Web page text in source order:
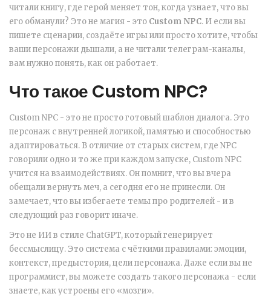
читали книгу, где герой меняет тон, когда узнает, что вы
его обманули? Это не магия - это Custom NPC. И если вы
пишете сценарии, создаёте игры или просто хотите, чтобы
ваши персонажи дышали, а не читали телеграм-каналы,
вам нужно понять, как он работает.
Что такое Custom NPC?
Custom NPC - это не просто готовый шаблон диалога. Это
персонаж с внутренней логикой, памятью и способностью
адаптироваться. В отличие от старых систем, где NPC
говорили одно и то же при каждом запуске, Custom NPC
учится на взаимодействиях. Он помнит, что вы вчера
обещали вернуть меч, а сегодня его не принесли. Он
замечает, что вы избегаете темы про родителей - и в
следующий раз говорит иначе.
Это не ИИ в стиле ChatGPT, который генерирует
бессмыслицу. Это система с чёткими правилами: эмоции,
контекст, предыстория, цели персонажа. Даже если вы не
программист, вы можете создать такого персонажа - если
знаете, как устроены его «мозги».